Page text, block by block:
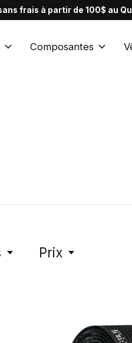
frais à partir de 100$ au
Composantes
Prix